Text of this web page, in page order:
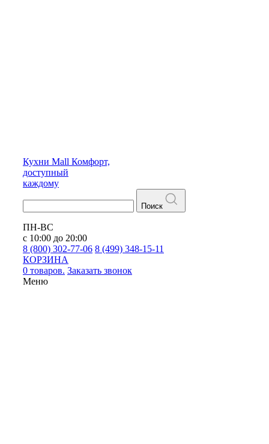
Кухни Mall Комфорт,
доступный
каждому
Поиск
ПН-ВС
с 10:00 до 20:00
8 (800) 302-77-06 8 (499) 348-15-11
КОРЗИНА
0 товаров. Заказать звонок
Меню